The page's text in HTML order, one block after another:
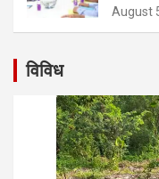
August
विविध